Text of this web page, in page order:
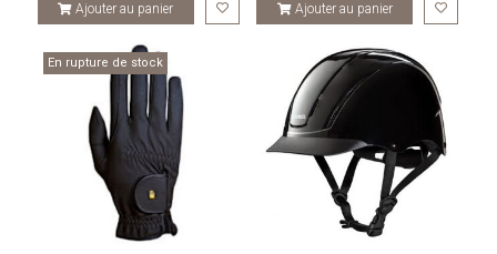
Ajouter au panier Ajouter au panier
En rupture de stock